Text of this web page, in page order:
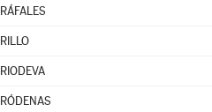
RÁFALES
RILLO
RIODEVA
RÓDENAS